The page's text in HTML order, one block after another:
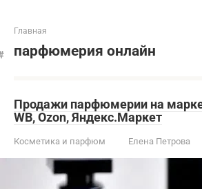
Главная
парфюмерия онлайн
Продажи парфюмерии на
WB, Ozon, Яндекс.Маркет
Косметика и парфюм Елена Петрова